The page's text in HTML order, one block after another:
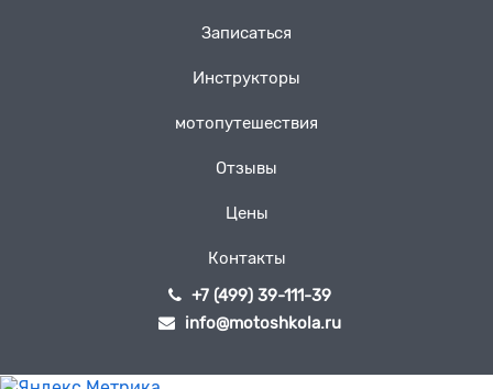
Записаться
Инструкторы
мотопутешествия
Отзывы
Цены
Контакты
+7 (499) 39-111-39
info@motoshkola.ru